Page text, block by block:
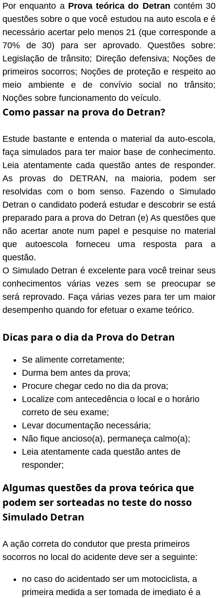
Por enquanto a Prova teórica do Detran contém 30
questões sobre o que você estudou na auto escola e é
necessário acertar pelo menos 21 (que corresponde a
70% de 30) para ser aprovado. Questões sobre:
Legislação de trânsito; Direção defensiva; Noções de
primeiros socorros; Noções de proteção e respeito ao
meio ambiente e de convívio social no trânsito;
Noções sobre funcionamento do veículo.
Como passar na prova do Detran?
Estude bastante e entenda o material da auto-escola,
faça simulados para ter maior base de conhecimento.
Leia atentamente cada questão antes de responder.
As provas do DETRAN, na maioria, podem ser
resolvidas com o bom senso. Fazendo o Simulado
Detran o candidato poderá estudar e descobrir se está
preparado para a prova do Detran (e) As questões que
não acertar anote num papel e pesquise no material
que autoescola forneceu uma resposta para a
questão.
O Simulado Detran é excelente para você treinar seus
conhecimentos várias vezes sem se preocupar se
será reprovado. Faça várias vezes para ter um maior
desempenho quando for efetuar o exame teórico.
Dicas para o dia da Prova do Detran
Se alimente corretamente;
Durma bem antes da prova;
Procure chegar cedo no dia da prova;
Localize com antecedência o local e o horário
correto de seu exame;
Levar documentação necessária;
Não fique ancioso(a), permaneça calmo(a);
Leia atentamente cada questão antes de
responder;
Algumas questões da prova teórica que
podem ser sorteadas no teste do nosso
Simulado Detran
A ação correta do condutor que presta primeiros
socorros no local do acidente deve ser a seguinte:
no caso do acidentado ser um motociclista, a
primeira medida a ser tomada de imediato é a